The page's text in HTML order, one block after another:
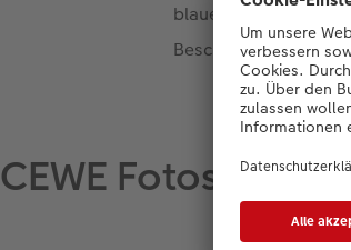
blauen Quadraten an
Beschnittrahmen mit
CEWE